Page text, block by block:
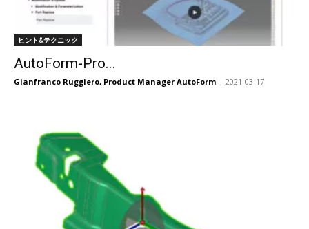
ヒント&テクニック
AutoForm-Pro...
Gianfranco Ruggiero, Product Manager AutoForm - 2021-03-17